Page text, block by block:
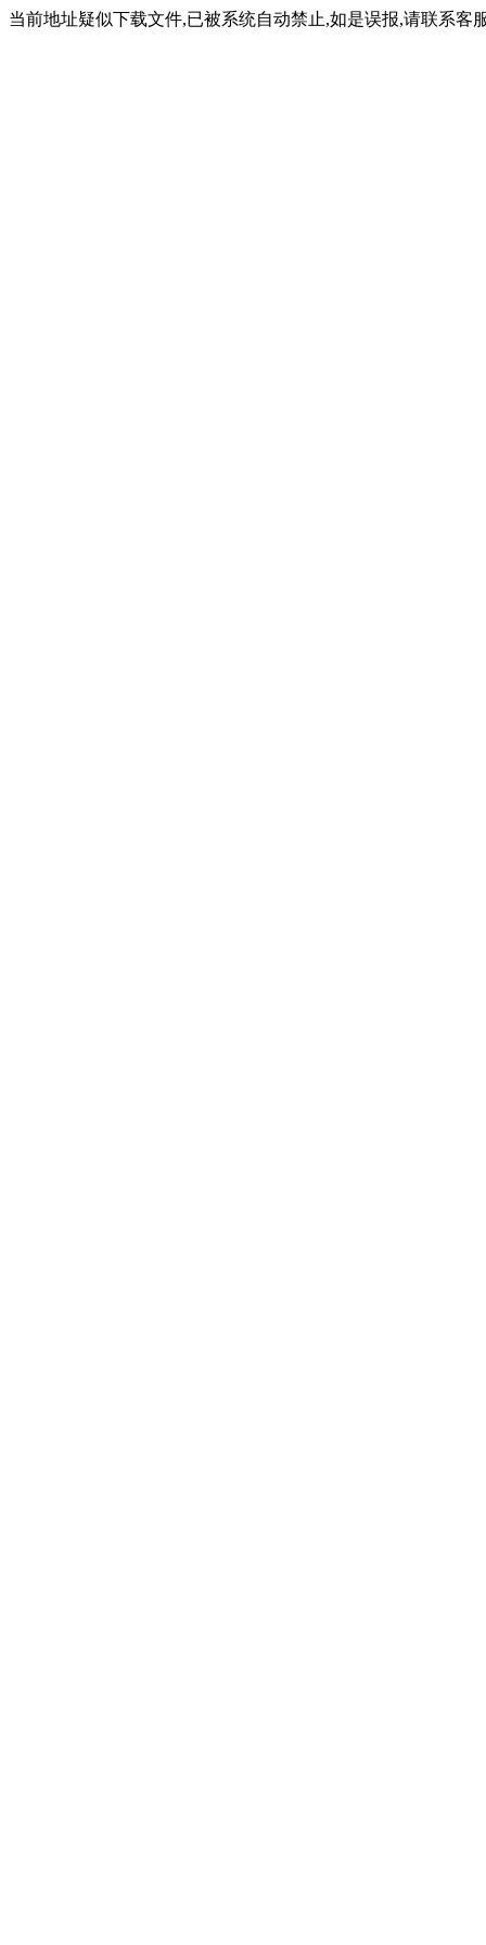
当前地址疑似下载文件,已被系统自动禁止,如是误报,请联系客